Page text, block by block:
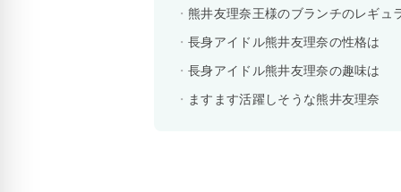
熊井友理奈王様のブランチのレギュ
長身アイドル熊井友理奈の性格は
長身アイドル熊井友理奈の趣味は
ますます活躍しそうな熊井友理奈